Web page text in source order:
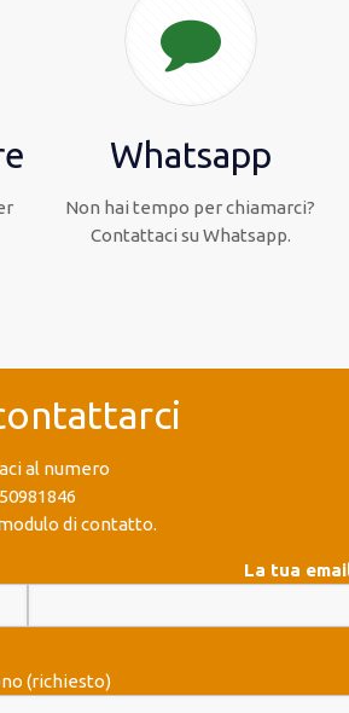
Whatsapp
Non hai tempo per chiamarci?
Contattaci su Whatsapp.
al numero
di contatto.
La tua
(richiesto)